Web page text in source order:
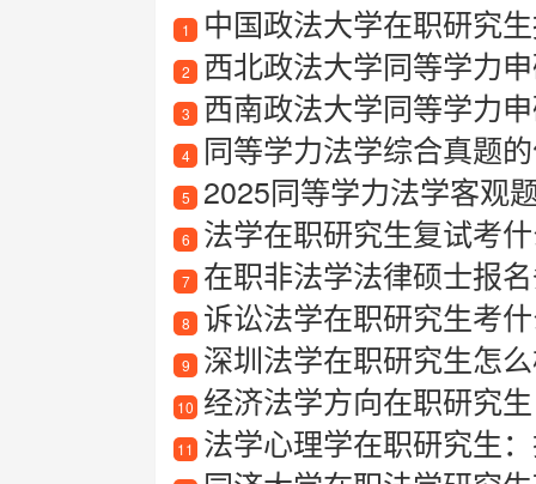
1 中国政法大学在职研究
2 西北政法大学同等学力
3 西南政法大学同等学力
4 同等学力法学综合真题
5 2025同等学力法学客观
6 法学在职研究生复试考
7 在职非法学法律硕士报
8 诉讼法学在职研究生考
9 深圳法学在职研究生怎
10 经济法学方向在职研究生
11 法学心理学在职研究生